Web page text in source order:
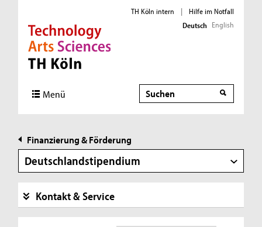
Direkt zur Hauptnavigation
Direkt zur Subnavigation
Direkt zum Inhalt
Direkt zum Fußbereich
TH Köln intern |
Hilfe im Notfall
Deutsch English
Menü Suche
Finanzierung & Förderung
Deutschlandstipendium
Kontakt & Service